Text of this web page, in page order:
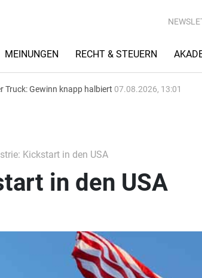
MEINUNGEN RECHT & STEUERN
Truck: Gewinn knapp halbiert 07.08.2026, 13:01
Kickstart in den USA
in den USA